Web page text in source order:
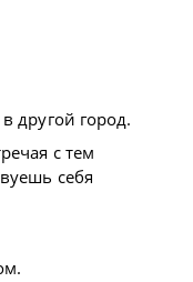
другой город.
с тем
себя